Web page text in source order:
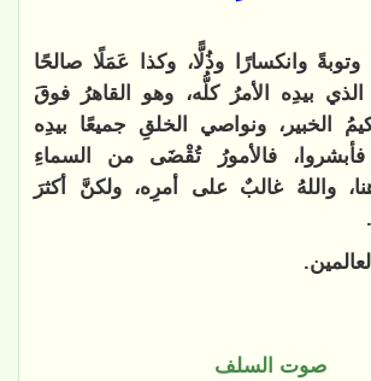
وتوبةً وانكسارًا وذُلًّا، وكذا عَمَلًا صالحًا
الذي بيدِه الأمرُ كلُّه، وهو القاهرُ فوقَ
الخبير، ونواصي الخلقِ جميعًا بيدِه
فالأمورُ تُقْضَى من السماءِ
واللهُ غالبٌ على أمرِه، ولكنَّ أكثرَ
صوت السلف